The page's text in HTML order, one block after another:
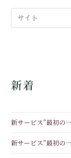
新着
新サービス”最初の
新サービス”最初の